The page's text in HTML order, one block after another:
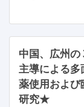
中国、広州
主導による
薬使用およ
研究★